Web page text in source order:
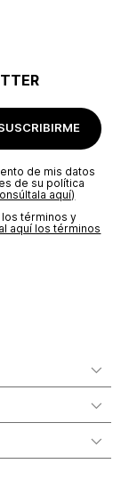
de mis datos
de su política
aquí)
términos y
aquí los términos